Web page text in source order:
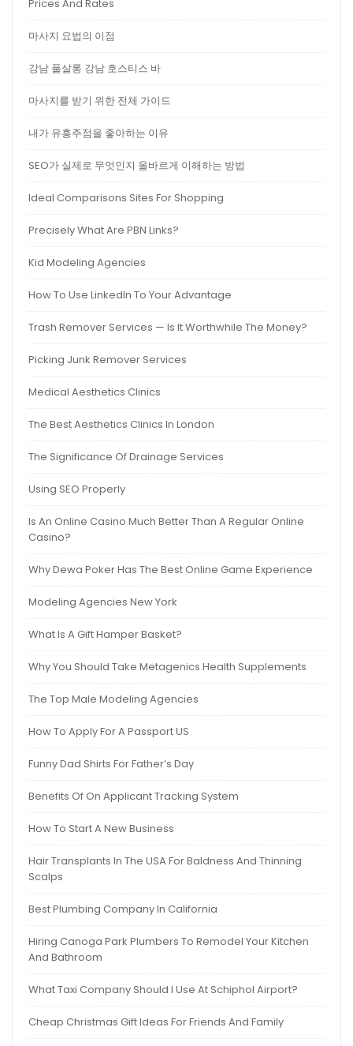
Prices And Rates
마사지 요법의 이점
강남 풀살롱 강남 호스티스 바
마사지를 받기 위한 전체 가이드
내가 유흥주점을 좋아하는 이유
SEO가 실제로 무엇인지 올바르게 이해하는 방법
Ideal Comparisons Sites For Shopping
Precisely What Are PBN Links?
Kid Modeling Agencies
How To Use LinkedIn To Your Advantage
Trash Remover Services — Is It Worthwhile The Money?
Picking Junk Remover Services
Medical Aesthetics Clinics
The Best Aesthetics Clinics In London
The Significance Of Drainage Services
Using SEO Properly
Is An Online Casino Much Better Than A Regular Online
Casino?
Why Dewa Poker Has The Best Online Game Experience
Modeling Agencies New York
What Is A Gift Hamper Basket?
Why You Should Take Metagenics Health Supplements
The Top Male Modeling Agencies
How To Apply For A Passport US
Funny Dad Shirts For Father’s Day
Benefits Of On Applicant Tracking System
How To Start A New Business
Hair Transplants In The USA For Baldness And Thinning
Scalps
Best Plumbing Company In California
Hiring Canoga Park Plumbers To Remodel Your Kitchen
And Bathroom
What Taxi Company Should I Use At Schiphol Airport?
Cheap Christmas Gift Ideas For Friends And Family